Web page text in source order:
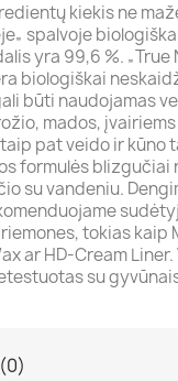
kiekis ne
spalvoje
yra 99,6 %.
biologiškai
būti naudojamas
mados,
pat veido ir kūno
formulės blizgučiai
su vandeniu.
tokias kaip
ar HD-Cream
su